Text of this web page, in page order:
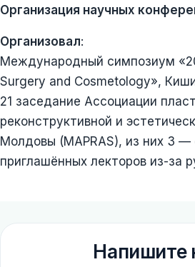
Организация научных
Организовал:
Международный симпозиум
Surgery and Cosmetology»,
21 заседание Ассоциации
реконструктивной и
Молдовы (MAPRAS), из них 3 —
приглашённых лекторов из-за
Напишите